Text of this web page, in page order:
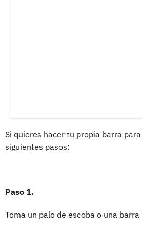
Si quieres hacer tu propia barra
siguientes pasos:
Paso 1.
Toma un palo de escoba o una